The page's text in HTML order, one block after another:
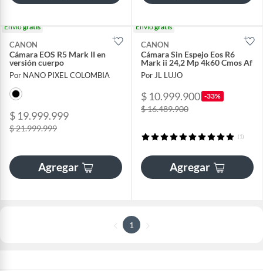
Envíogratis
CANON
Cámara EOS R5 Mark II en
versión cuerpo
Por NANO PIXEL COLOMBIA
$ 19.999.999
$ 21.999.999
Agregar
Envíogratis
CANON
Cámara Sin Espejo Eos R6
Mark ii 24,2 Mp 4k60 Cmos Af
Por JL LUJO
$ 10.999.900 -33%
$ 16.489.900
(1)
Agregar
1